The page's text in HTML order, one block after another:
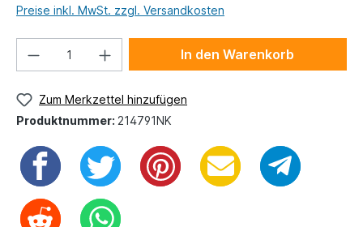
Preise inkl. MwSt. zzgl. Versandkosten
In den Warenkorb
Zum Merkzettel hinzufügen
Produktnummer: 214791NK